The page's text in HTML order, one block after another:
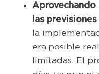
las
la
era posible
limitadas. El